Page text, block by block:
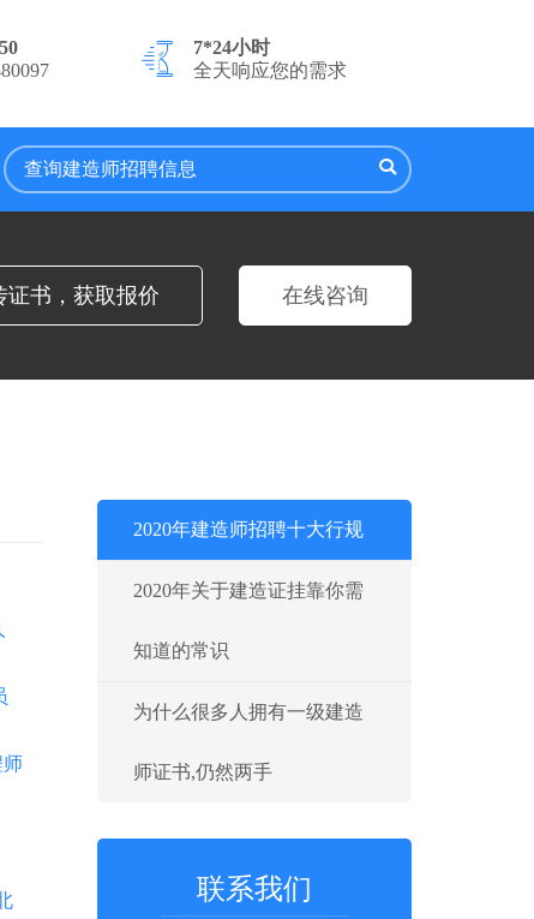
7*24小时
全天响应您的需求
在线咨询
证书，获取报价
师
2020年建造师招聘十大行规
2020年关于建造证挂靠你需
知道的常识
为什么很多人拥有一级建造
师证书,仍然两手
联系我们